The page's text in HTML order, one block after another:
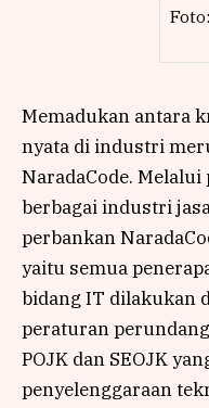
Memadukan antara
nyata di industri
NaradaCode.
berbagai industri
perbankan
yaitu semua
bidang IT dilakukan
peraturan
POJK dan SEOJK
penyelenggaraan